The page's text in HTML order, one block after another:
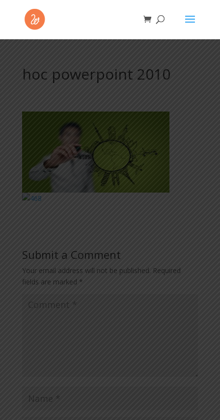
hoc powerpoint 2010
Submit a Comment
Your email address will not be published. Required
fields are marked *